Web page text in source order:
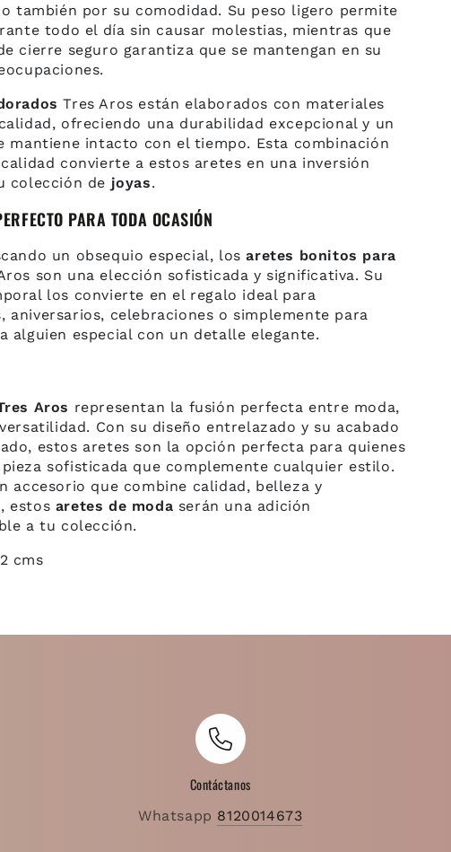
también por su comodidad. Su peso ligero permite
todo el día sin causar molestias, mientras que
cierre seguro garantiza que se mantengan en su
Tres Aros están elaborados con materiales
ofreciendo una durabilidad excepcional y un
mantiene intacto con el tiempo. Esta combinación
convierte a estos aretes en una inversión
colección de joyas.
PARA TODA OCASIÓN
un obsequio especial, losaretes bonitos para
son una elección sofisticada y significativa. Su
los convierte en el regalo ideal para
aniversarios, celebraciones o simplemente para
alguien especial con un detalle elegante.
Aros representan la fusión perfecta entre moda,
Con su diseño entrelazado y su acabado
estos aretes son la opción perfecta para quienes
pieza sofisticada que complemente cualquier estilo.
accesorio que combine calidad, belleza y
estos aretes de moda serán una adición
a tu colección.
cms
Contáctanos
Whatsapp 8120014673